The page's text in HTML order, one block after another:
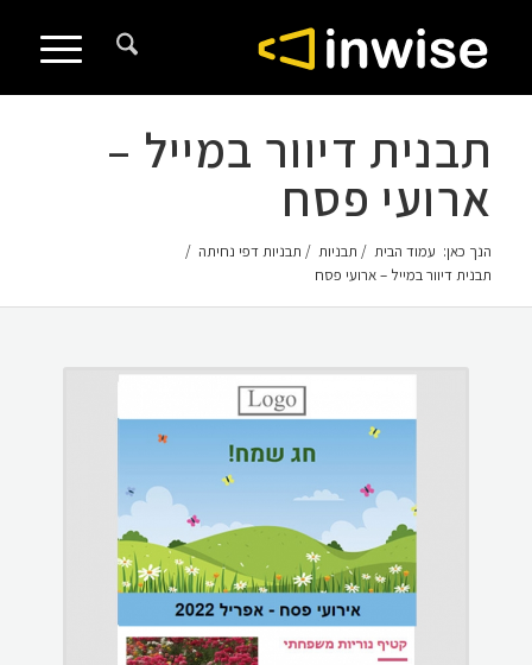
תבנית דיוור במייל –
ארועי פסח
הנך כאן: עמוד הבית / תבניות / תבניות דפי נחיתה /
תבנית דיוור במייל – ארועי פסח